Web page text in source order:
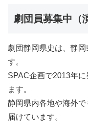
劇団員募集中（
劇団静岡県史は、静
す。
SPAC企画で2013年
ます。
静岡県内各地や海外
届けています。